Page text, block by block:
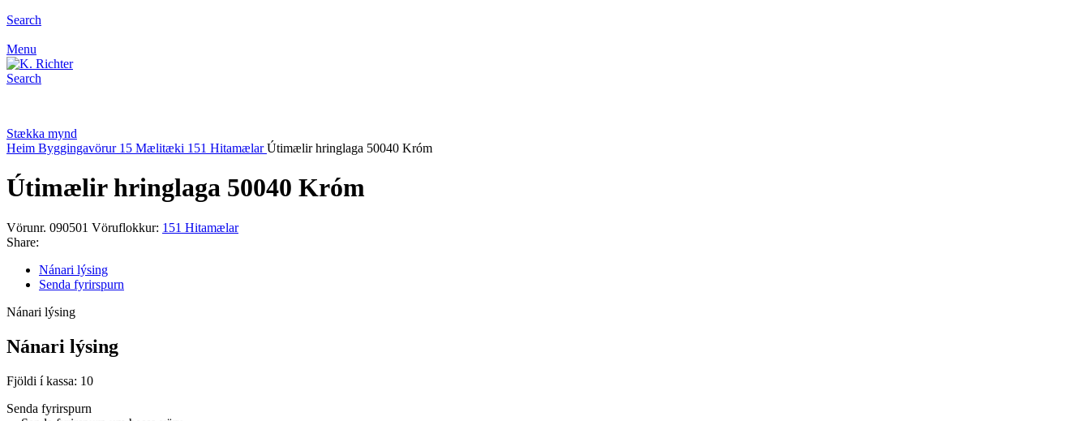
Search
Menu
Search
Stækka mynd
Heim Byggingavörur 15 Mælitæki 151 HitamælarÚtimælir hringlaga 50040 Króm
Útimælir hringlaga 50040 Króm
Vörunr. 090501 Vöruflokkur: 151 Hitamælar
Share:
Nánari lýsing
Senda fyrirspurn
Nánari lýsing
Nánari lýsing
Fjöldi í kassa: 10
Senda fyrirspurn